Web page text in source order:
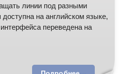
линии под разными
на английском языке,
переведена на